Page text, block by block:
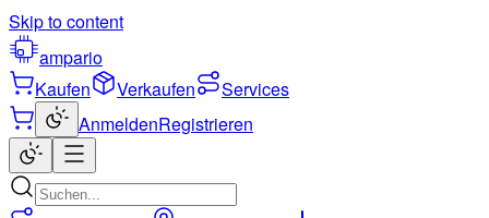
Skip to content
ampario
Kaufen
Verkaufen
Services
AnmeldenRegistrieren